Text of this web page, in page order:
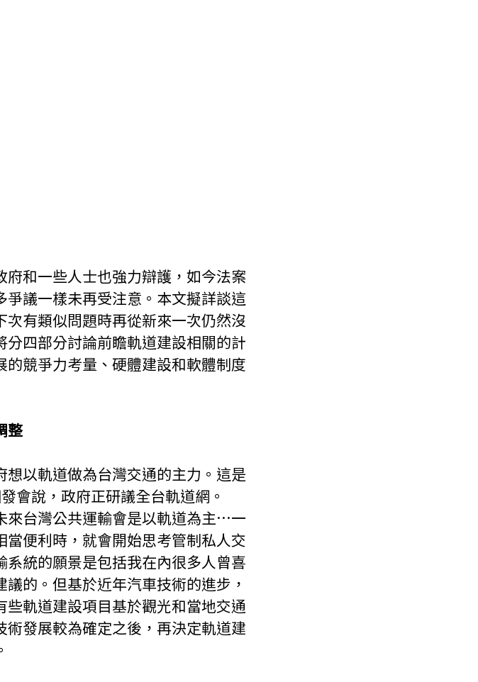
和一些人士也強力辯護，如今法案
議一樣未再受注意。本文擬詳談這
有類似問題時再從新來一次仍然沒
四部分討論前瞻軌道建設相關的計
競爭力考量、硬體建設和軟體制度
整
以軌道做為台灣交通的主力。這是
會說，政府正研議全台軌道網。
來台灣公共運輸會是以軌道為主…一
便利時，就會開始思考管制私人交
統的願景是包括我在內很多人曾喜
的。但基於近年汽車技術的進步，
軌道建設項目基於觀光和當地交通
發展較為確定之後，再決定軌道建